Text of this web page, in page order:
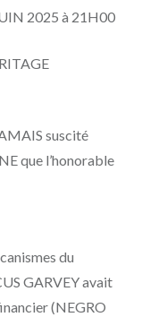
2025 à 21H00
suscité
que l’honorable
du
GARVEY avait
(NEGRO